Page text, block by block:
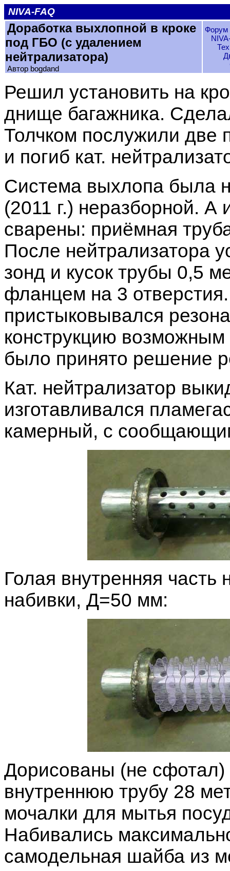
NIVA-FAQ
Доработка выхлопной в кроке
под ГБО (с удалением
нейтрализатора)
Автор bogdand
Форум
Решил установить на
днище багажника.
Толчком послужили две
и погиб кат.
Система выхлопа была
(2011 г.) неразборной.
сварены: приёмная
После нейтрализатора
зонд и кусок трубы 0,5
фланцем на 3
пристыковывался
конструкцию
было принято решение
Кат. нейтрализатор
изготавливался
камерный, с
Голая внутренняя часть
набивки, Д=50 мм:
Дорисованы (не
внутреннюю трубу 28
мочалки для мытья
Набивались
самодельная шайба из